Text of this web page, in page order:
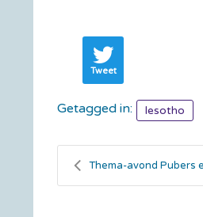
Tweet
Getagged in: lesotho
Thema-avond Pubers